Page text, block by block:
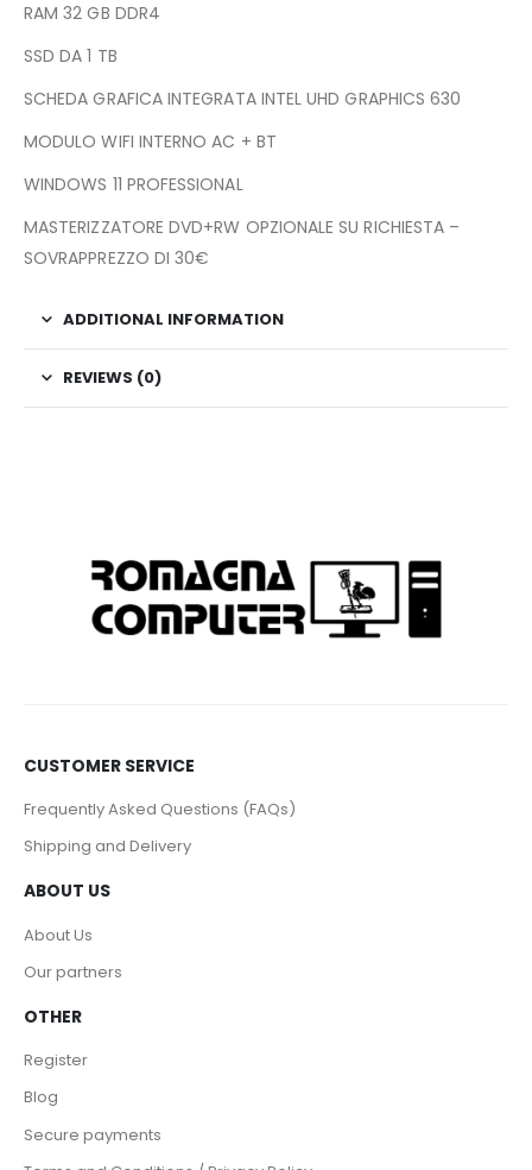
RAM 32 GB DDR4
SSD DA 1 TB
SCHEDA GRAFICA INTEGRATA INTEL UHD GRAPHICS 630
MODULO WIFI INTERNO AC + BT
WINDOWS 11 PROFESSIONAL
MASTERIZZATORE DVD+RW OPZIONALE SU RICHIESTA –
SOVRAPPREZZO DI 30€
ADDITIONAL INFORMATION
REVIEWS (0)
CUSTOMER SERVICE
Frequently Asked Questions (FAQs)
Shipping and Delivery
ABOUT US
About Us
Our partners
OTHER
Register
Blog
Secure payments